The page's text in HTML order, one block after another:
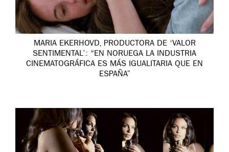
MARIA EKERHOVD, PRODUCTORA DE ‘VALOR
SENTIMENTAL’: “EN NORUEGA LA INDUSTRIA
CINEMATOGRÁFICA ES MÁS IGUALITARIA QUE EN
ESPAÑA”